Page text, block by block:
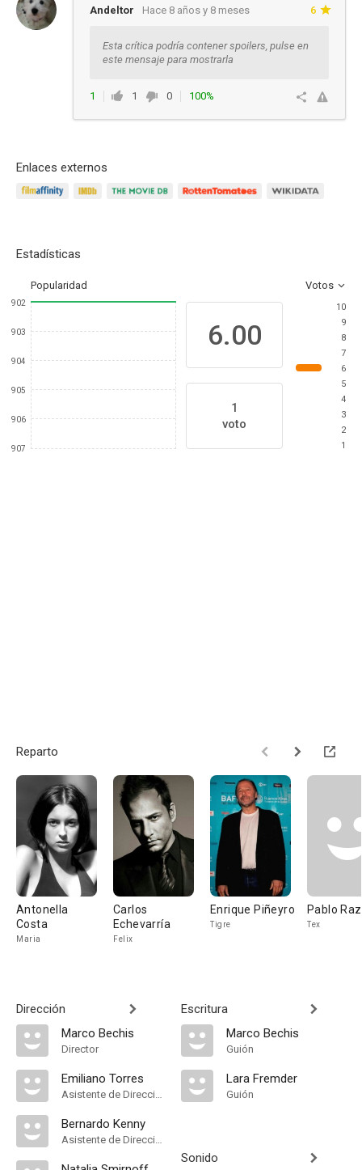
Andeltor Hace 8 años y 8 meses 6
Esta crítica podría contener spoilers, pulse en
este mensaje para mostrarla
1 1 0
100%
Enlaces externos
Estadísticas
Popularidad Votos
902
903
904
905
906
907
6.00
1
voto
10
9
8
7
6
5
4
3
2
1
Reparto
Antonella
Costa
Maria
Carlos
Echevarría
Felix
Enrique Piñeyro
Tigre
Pablo
Tex
Dirección
Marco Bechis
Director
Emiliano Torres
Asistente de Dirección
Bernardo Kenny
Asistente de Dirección, Assistant Director Trainee
Escritura
Marco Bechis
Guión
Lara Fremder
Guión
Sonido